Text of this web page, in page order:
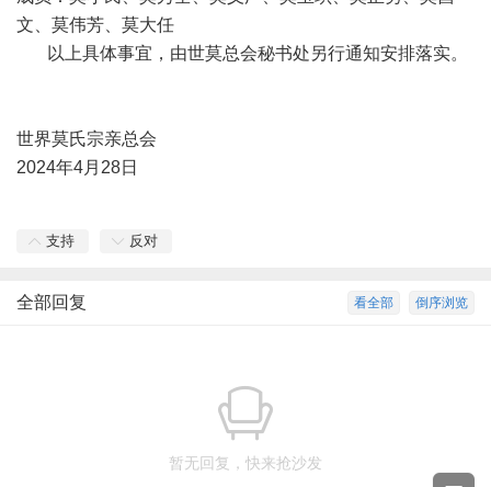
文、莫伟芳、莫大任
以上具体事宜，由世莫总会秘书处另行通知安排落实。
世界莫氏宗亲总会
2024年4月28日
支持 反对
倒序浏览
看全部
全部回复
暂无回复，快来抢沙发